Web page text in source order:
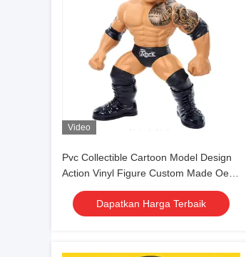
Video
Pvc Collectible Cartoon Model Design
Action Vinyl Figure Custom Made Oem
Unisex Anime Animal Themed Logo
Personalized 3d Art Toy
Dapatkan Harga Terbaik